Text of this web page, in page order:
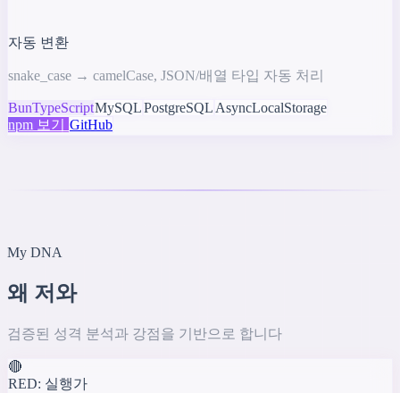
자동 변환
snake_case → camelCase, JSON/배열 타입 자동 처리
BunTypeScriptMySQLPostgreSQL AsyncLocalStorage
npm 보기 GitHub
My DNA
왜 저와
검증된 성격 분석과 강점을 기반으로 합니다
🔴
RED: 실행가